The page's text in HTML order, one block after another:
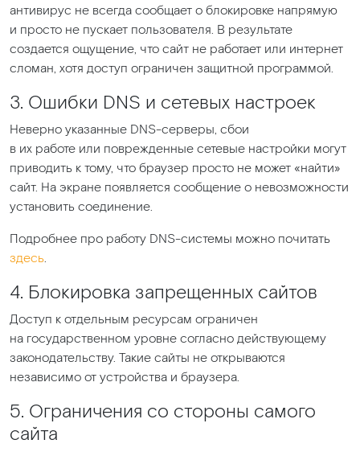
антивирус не всегда сообщает о блокировке напрямую
и просто не пускает пользователя. В результате
создается ощущение, что сайт не работает или интернет
сломан, хотя доступ ограничен защитной программой.
3. Ошибки DNS и сетевых настроек
Неверно указанные DNS-серверы, сбои
в их работе или поврежденные сетевые настройки могут
приводить к тому, что браузер просто не может «найти»
сайт. На экране появляется сообщение о невозможности
установить соединение.
Подробнее про работу DNS-системы можно почитать
здесь.
4. Блокировка запрещенных сайтов
Доступ к отдельным ресурсам ограничен
на государственном уровне согласно действующему
законодательству. Такие сайты не открываются
независимо от устройства и браузера.
5. Ограничения со стороны самого
сайта